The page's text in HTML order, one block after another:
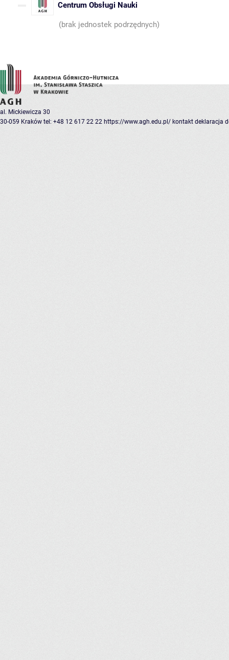
Centrum Obsługi Nauki
(brak jednostek podrzędnych)
al. Mickiewicza 30
30-059 Kraków tel: +48 12 617 22 22 https://www.agh.edu.pl/ kontakt deklaracja